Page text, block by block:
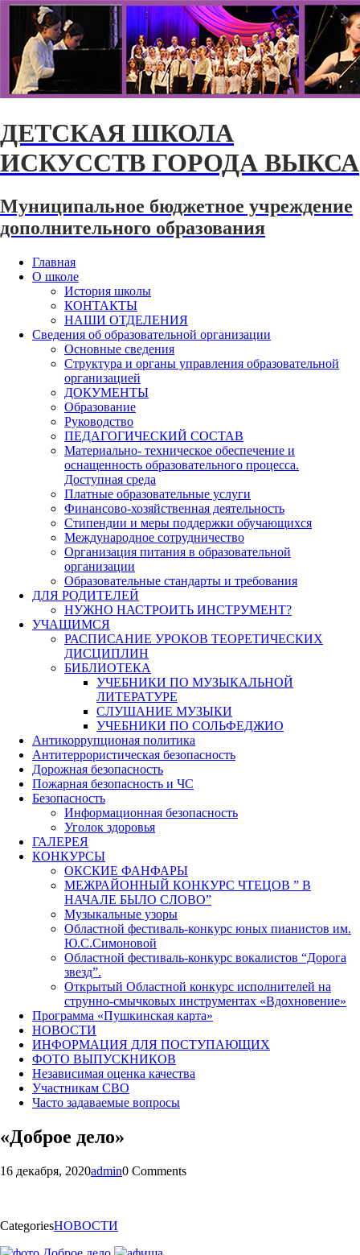
ДЕТСКАЯ ШКОЛА
ИСКУССТВ ГОРОДА ВЫКСА
Муниципальное бюджетное учреждение
дополнительного образования
Главная
О школе
История школы
КОНТАКТЫ
НАШИ ОТДЕЛЕНИЯ
Сведения об образовательной организации
Основные сведения
Структура и органы управления образовательной
организацией
ДОКУМЕНТЫ
Образование
Руководство
ПЕДАГОГИЧЕСКИЙ СОСТАВ
Материально- техническое обеспечение и
оснащенность образовательного процесса.
Доступная среда
Платные образовательные услуги
Финансово-хозяйственная деятельность
Стипендии и меры поддержки обучающихся
Международное сотрудничество
Организация питания в образовательной
организации
Образовательные стандарты и требования
ДЛЯ РОДИТЕЛЕЙ
НУЖНО НАСТРОИТЬ ИНСТРУМЕНТ?
УЧАЩИМСЯ
РАСПИСАНИЕ УРОКОВ ТЕОРЕТИЧЕСКИХ
ДИСЦИПЛИН
БИБЛИОТЕКА
УЧЕБНИКИ ПО МУЗЫКАЛЬНОЙ
ЛИТЕРАТУРЕ
СЛУШАНИЕ МУЗЫКИ
УЧЕБНИКИ ПО СОЛЬФЕДЖИО
Антикоррупционая политика
Антитеррористическая безопасность
Дорожная безопасность
Пожарная безопасность и ЧС
Безопасность
Информационная безопасность
Уголок здоровья
ГАЛЕРЕЯ
КОНКУРСЫ
ОКСКИЕ ФАНФАРЫ
МЕЖРАЙОННЫЙ КОНКУРС ЧТЕЦОВ ” В
НАЧАЛЕ БЫЛО СЛОВО”
Музыкальные узоры
Областной фестиваль-конкурс юных пианистов им.
Ю.С.Симоновой
Областной фестиваль-конкурс вокалистов “Дорога
звезд”.
Открытый Областной конкурс исполнителей на
струнно-смычковых инструментах «Вдохновение»
Программа «Пушкинская карта»
НОВОСТИ
ИНФОРМАЦИЯ ДЛЯ ПОСТУПАЮЩИХ
ФОТО ВЫПУСКНИКОВ
Независимая оценка качества
Участникам СВО
Часто задаваемые вопросы
«Доброе дело»
16 декабря, 2020admin0 Comments
CategoriesНОВОСТИ